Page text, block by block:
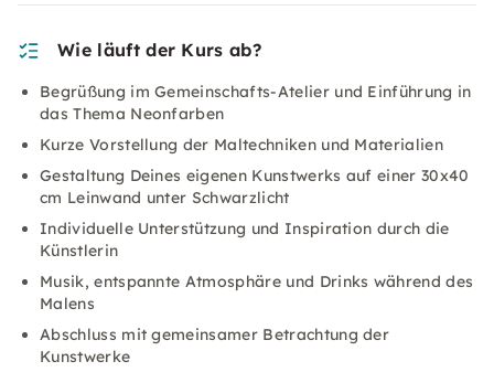
Wie läuft der Kurs ab?
Begrüßung im Gemeinschafts-Atelier und Einführung in
das Thema Neonfarben
Kurze Vorstellung der Maltechniken und Materialien
Gestaltung Deines eigenen Kunstwerks auf einer 30x40
cm Leinwand unter Schwarzlicht
Individuelle Unterstützung und Inspiration durch die
Künstlerin
Musik, entspannte Atmosphäre und Drinks während des
Malens
Abschluss mit gemeinsamer Betrachtung der
Kunstwerke